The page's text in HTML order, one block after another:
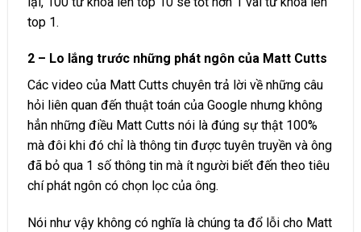
top 1.
2 – Lo lắng trước những phát ngôn của Matt Cutts
Các video của Matt Cutts chuyên trả lời về những câu
hỏi liên quan đến thuật toán của Google nhưng không
hẳn những điều Matt Cutts nói là đúng sự thật 100%
mà đôi khi đó chỉ là thông tin được tuyên truyền và ông
đã bỏ qua 1 số thông tin mà ít người biết đến theo tiêu
chí phát ngôn có chọn lọc của ông.
Nói như vậy không có nghĩa là chúng ta đổ lỗi cho Matt